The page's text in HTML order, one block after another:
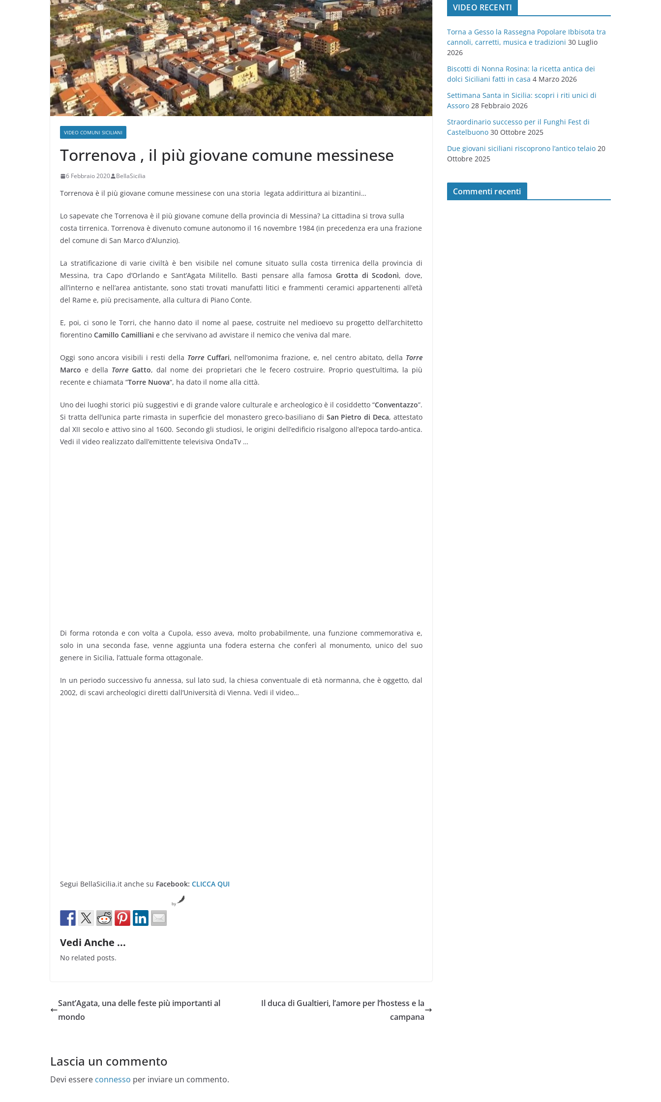
VIDEO COMUNI SICILIANI
Torrenova , il più giovane comune messinese
6 Febbraio 2020 BellaSicilia
Torrenova è il più giovane comune messinese con una storia legata addirittura ai bizantini…
Lo sapevate che Torrenova è il più giovane comune della provincia di Messina? La cittadina si trova sulla
costa tirrenica. Torrenova è divenuto comune autonomo il 16 novembre 1984 (in precedenza era una frazione
del comune di San Marco d’Alunzio).
La stratificazione di varie civiltà è ben visibile nel comune situato sulla costa tirrenica della provincia di
Messina, tra Capo d’Orlando e Sant’Agata Militello. Basti pensare alla famosa Grotta di Scodonì, dove,
all’interno e nell’area antistante, sono stati trovati manufatti litici e frammenti ceramici appartenenti all’età
del Rame e, più precisamente, alla cultura di Piano Conte.
E, poi, ci sono le Torri, che hanno dato il nome al paese, costruite nel medioevo su progetto dell’architetto
fiorentino Camillo Camilliani e che servivano ad avvistare il nemico che veniva dal mare.
Oggi sono ancora visibili i resti della TorreCuffari, nell’omonima frazione, e, nel centro abitato, della Torre
Marco e della TorreGatto, dal nome dei proprietari che le fecero costruire. Proprio quest’ultima, la più
recente e chiamata “Torre Nuova“, ha dato il nome alla città.
Uno dei luoghi storici più suggestivi e di grande valore culturale e archeologico è il cosiddetto “Conventazzo”.
Si tratta dell’unica parte rimasta in superficie del monastero greco-basiliano di San Pietro di Deca, attestato
dal XII secolo e attivo sino al 1600. Secondo gli studiosi, le origini dell’edificio risalgono all’epoca tardo-antica.
Vedi il video realizzato dall’emittente televisiva OndaTv …
Di forma rotonda e con volta a Cupola, esso aveva, molto probabilmente, una funzione commemorativa e,
solo in una seconda fase, venne aggiunta una fodera esterna che conferì al monumento, unico del suo
genere in Sicilia, l’attuale forma ottagonale.
In un periodo successivo fu annessa, sul lato sud, la chiesa conventuale di età normanna, che è oggetto, dal
2002, di scavi archeologici diretti dall’Università di Vienna. Vedi il video…
Segui BellaSicilia.it anche su Facebook: CLICCA QUI
by
Vedi Anche ...
No related posts.
Sant’Agata, una delle feste più importanti al
mondo
Il duca di Gualtieri, l’amore per l’hostess e la
campana
Lascia un commento
Devi essere connesso per inviare un commento.
o
r
e
VIDEO RECENTI
Torna a Gesso la Rassegna Popolare Ibbisota tra
cannoli, carretti, musica e tradizioni 30 Luglio
2026
Biscotti di Nonna Rosina: la ricetta antica dei
dolci Siciliani fatti in casa 4 Marzo 2026
Settimana Santa in Sicilia: scopri i riti unici di
Assoro 28 Febbraio 2026
Straordinario successo per il Funghi Fest di
Castelbuono 30 Ottobre 2025
Due giovani siciliani riscoprono l’antico telaio 20
Ottobre 2025
Commenti recenti